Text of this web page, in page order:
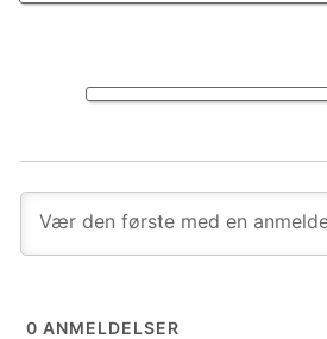
0 ANMELDELSER